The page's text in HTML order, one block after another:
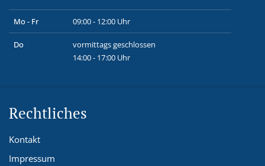
Mo - Fr 09:00 - 12:00 Uhr
Do
vormittags geschlossen
14:00 - 17:00 Uhr
Rechtliches
Kontakt
Impressum